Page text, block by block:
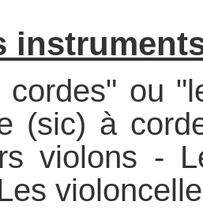
cordes" ou
(sic) à
violons -